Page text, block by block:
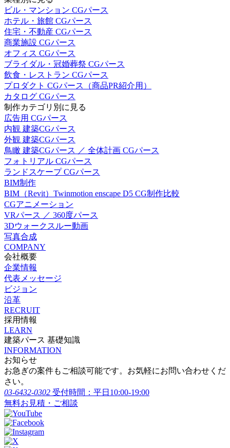
ビル・マンション CGパース
ホテル・旅館 CGパース
住宅・不動産 CGパース
商業施設 CGパース
オフィス CGパース
ブライダル・冠婚葬祭 CGパース
飲食・レストラン CGパース
プロダクト CGパース（商品PR紹介用）
カタログ CGパース
制作カテゴリ別に見る
広告用 CGパース
内観 建築CGパース
外観 建築CGパース
鳥瞰 建築CGパース ／ 全体計画 CGパース
フォトリアル CGパース
ランドスケープ CGパース
BIM制作
BIM（Revit）Twinmotion enscape D5 CG制作比較
CGアニメーション
VRパース ／ 360度パース
3Dウォークスルー動画
写真合成
COMPANY
会社概要
企業情報
代表メッセージ
ビジョン
沿革
RECRUIT
採用情報
LEARN
建築パース 基礎知識
INFORMATION
お知らせ
お急ぎの案件もご相談可能です。お気軽にお問い合わせくだ
さい。
03-6432-0302 受付時間：平日10:00-19:00
無料お見積・ご相談